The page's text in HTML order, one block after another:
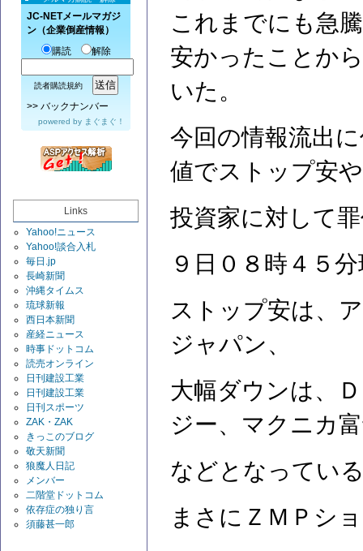
JC-NETメールマガジ
ン（企業倒産情報）
購読
解除
読者購読規約
>> バックナンバー
powered by まぐまぐ！
Links
Yahoo!ニュース
Yahoo!談合入札
毎日.jp
長崎新聞
沖縄タイムス
琉球新報
西日本新聞
産経ニュース
時事ドットコム
読売オンライン
日刊建設工業
日刊建設工業
日刊スポーツ
ZAK・ZAK
きっこのブログ
敬天新聞
狼魔人日記
メンバー
二階堂ドットコム
依存症の独り言
須藤甚一郎
これまでにも急
安かったことか
いた。
今回の情報流出
値でストップ安
投資家に対して
９日０８時４５
ストップ安は、
ジャパン、
大幅ダウンは、
ジー、マクニカ
などとなってい
まさにＺＭＰシ